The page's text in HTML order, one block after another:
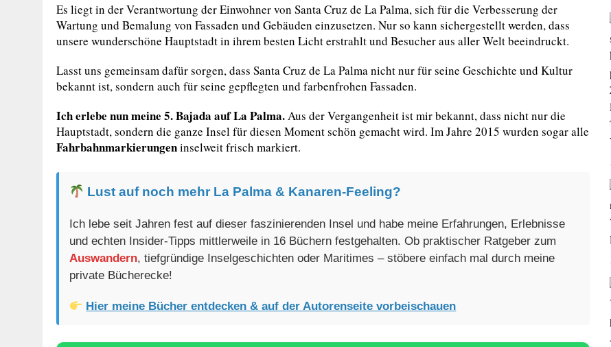
Es liegt in der Verantwortung der Einwohner von Santa Cruz de La Palma, sich für die Verbesserung der
Wartung und Bemalung von Fassaden und Gebäuden einzusetzen. Nur so kann sichergestellt werden, dass
unsere wunderschöne Hauptstadt in ihrem besten Licht erstrahlt und Besucher aus aller Welt beeindruckt.
Lasst uns gemeinsam dafür sorgen, dass Santa Cruz de La Palma nicht nur für seine Geschichte und Kultur
bekannt ist, sondern auch für seine gepflegten und farbenfrohen Fassaden.
Ich erlebe nun meine 5. Bajada auf La Palma.Aus der Vergangenheit ist mir bekannt, dass nicht nur die
Hauptstadt, sondern die ganze Insel für diesen Moment schön gemacht wird. Im Jahre 2015 wurden sogar alle
Fahrbahnmarkierungeninselweit frisch markiert.
Lust auf noch mehr La Palma & Kanaren-Feeling?
Ich lebe seit Jahren fest auf dieser faszinierenden Insel und habe meine Erfahrungen, Erlebnisse
und echten Insider-Tipps mittlerweile in 16 Büchern festgehalten. Ob praktischer Ratgeber zum
Auswandern, tiefgründige Inselgeschichten oder Maritimes – stöbere einfach mal durch meine
private Bücherecke!
Hier meine Bücher entdecken & auf der Autorenseite vorbeischauen